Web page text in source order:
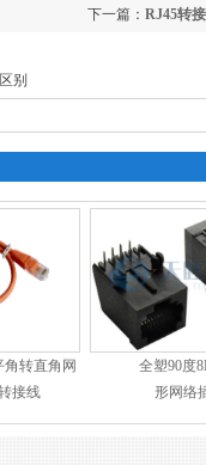
下一篇： RJ45转
别
角转直角网
接线
全塑90度
形网络